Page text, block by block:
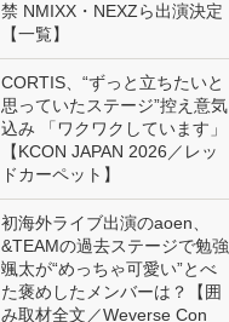
禁 NMIXX・NEXZら出演決定
【一覧】
CORTIS、“ずっと立ちたいと
思っていたステージ”控え意気
込み 「ワクワクしています」
【KCON JAPAN 2026／レッ
ドカーペット】
初海外ライブ出演のaoen、
&TEAMの過去ステージで勉強
颯太が“めっちゃ可愛い”とべ
た褒めしたメンバーは？【囲
み取材全文／Weverse Con